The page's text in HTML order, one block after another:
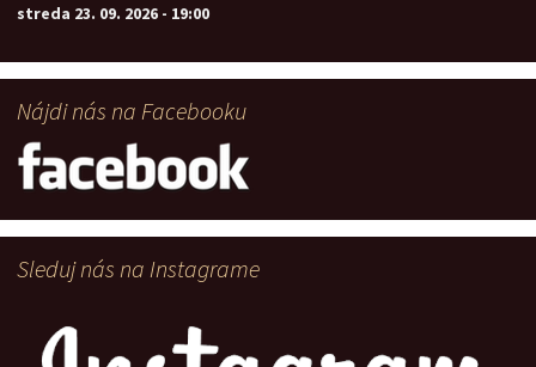
streda 23. 09. 2026 - 19:00
Nájdi nás na Facebooku
Sleduj nás na Instagrame